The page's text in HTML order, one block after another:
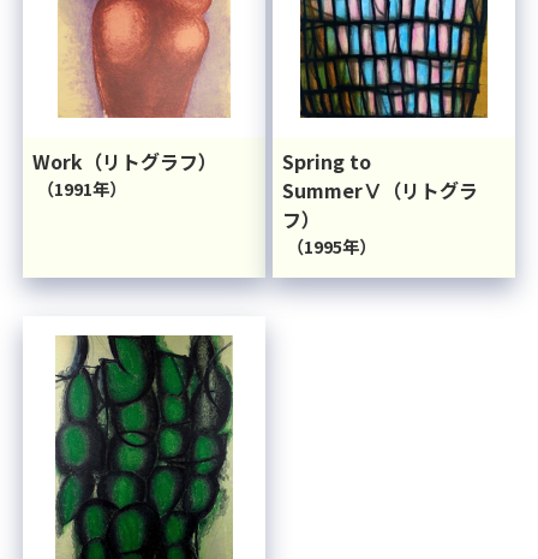
Work（リトグラフ）
（1991年）
Spring to
SummerⅤ（リトグラ
フ）
（1995年）